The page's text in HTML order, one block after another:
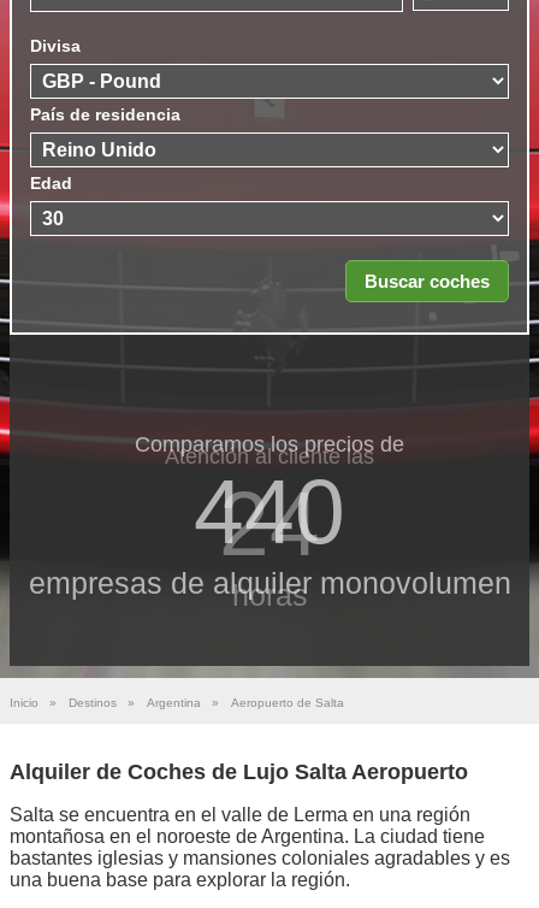
Divisa
País de residencia
Edad
Comparamos los precios de
440
empresas de alquiler monovolumen
Atención al cliente las
24
horas
Inicio » Destinos » Argentina » Aeropuerto de Salta
Alquiler de Coches de Lujo Salta Aeropuerto
Salta se encuentra en el valle de Lerma en una región
montañosa en el noroeste de Argentina. La ciudad tiene
bastantes iglesias y mansiones coloniales agradables y es
una buena base para explorar la región.